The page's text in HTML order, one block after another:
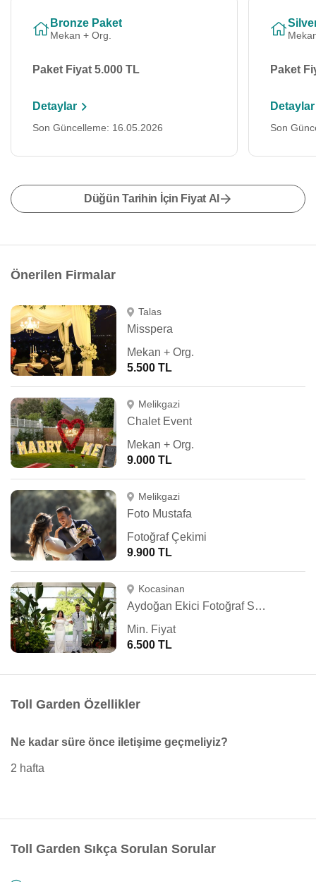
Bronze Paket
Mekan + Org.
Paket Fiyat 5.000 TL
Detaylar
Son Güncelleme: 16.05.2026
Paket
Detaylar
Son
Düğün Tarihin İçin Fiyat Al
Önerilen Firmalar
Talas
Misspera
Mekan + Org.
5.500 TL
Melikgazi
Chalet Event
Mekan + Org.
9.000 TL
Melikgazi
Foto Mustafa
Fotoğraf Çekimi
9.900 TL
Kocasinan
Aydoğan Ekici Fotoğraf Stüdyosu
Min. Fiyat
6.500 TL
Toll Garden Özellikler
Ne kadar süre önce iletişime geçmeliyiz?
2 hafta
Toll Garden Sıkça Sorulan Sorular